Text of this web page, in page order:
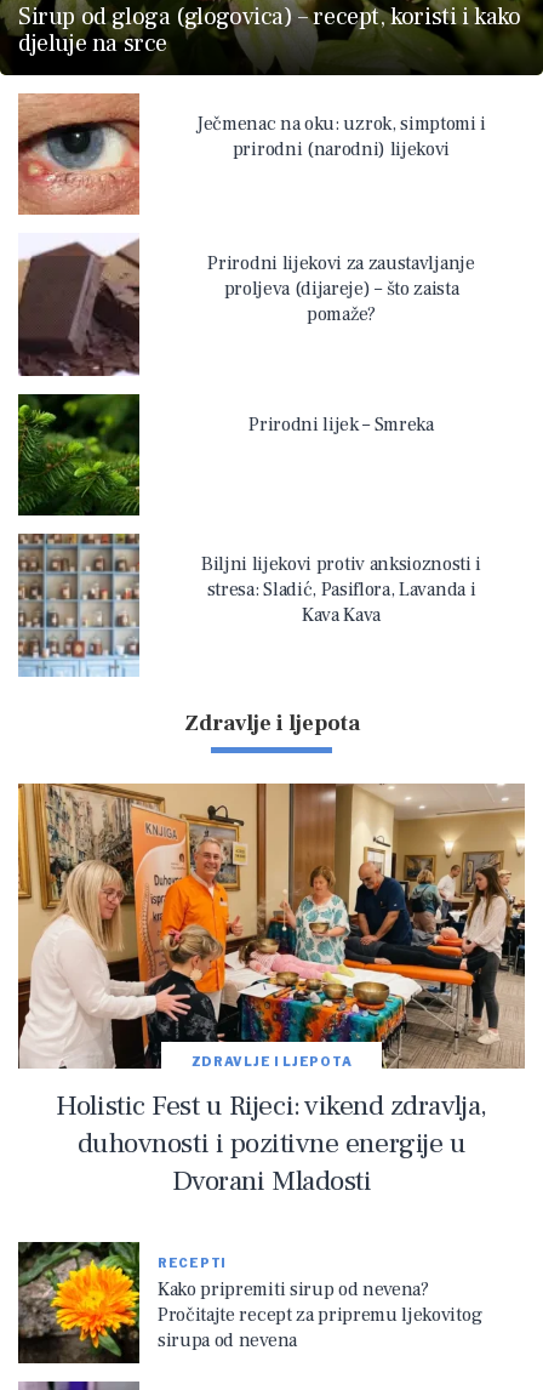
Sirup od gloga (glogovica) – recept, koristi i kako
djeluje na srce
Ječmenac na oku: uzrok, simptomi i
prirodni (narodni) lijekovi
Prirodni lijekovi za zaustavljanje
proljeva (dijareje) – što zaista
pomaže?
Prirodni lijek – Smreka
Biljni lijekovi protiv anksioznosti i
stresa: Sladić, Pasiflora, Lavanda i
Kava Kava
Zdravlje i ljepota
ZDRAVLJE I LJEPOTA
Holistic Fest u Rijeci: vikend zdravlja,
duhovnosti i pozitivne energije u
Dvorani Mladosti
RECEPTI
Kako pripremiti sirup od nevena?
Pročitajte recept za pripremu ljekovitog
sirupa od nevena